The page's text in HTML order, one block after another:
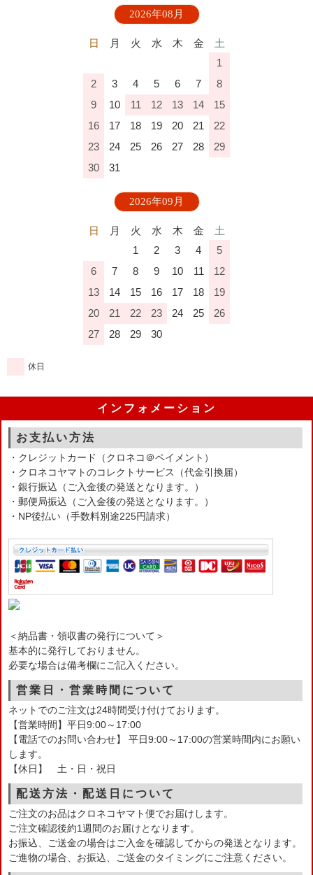
2026年08月
日 月 火 水 木 金
土
1
2
3 4 5 6 7
8
9
10 11 12 13 14
15
16
17 18 19 20 21
22
23
24 25 26 27 28
29
30
31
2026年09月
日 月 火 水 木 金
土
1
2 3 4
5
6
7 8 9 10 11
12
13
14 15 16 17 18
19
20
21 22 23 24 25
26
27
28 29 30
休日
インフォメーション
お支払い方法
・クレジットカード（クロネコ＠ペイメント）
・クロネコヤマトのコレクトサービス（代金引換届）
・銀行振込（ご入金後の発送となります。）
・郵便局振込（ご入金後の発送となります。）
・NP後払い（手数料別途225円請求）
＜納品書・領収書の発行について＞
基本的に発行しておりません。
必要な場合は備考欄にご記入ください。
営業日・営業時間について
ネットでのご注文は24時間受け付けております。
【営業時間】平日9:00～17:00
【電話でのお問い合わせ】 平日9:00～17:00の営業時間内にお願い
します。
【休日】 土・日・祝日
配送方法・配送日について
ご注文のお品はクロネコヤマト便でお届けします。
ご注文確認後約1週間のお届けとなります。
お振込、ご送金の場合はご入金を確認してからの発送となります。
ご進物の場合、お振込、ご送金のタイミングにご注意ください。